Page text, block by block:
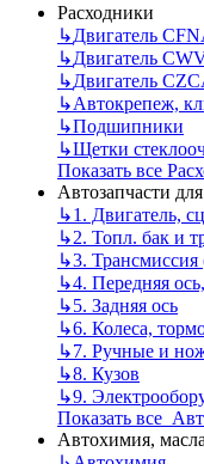
Расходники
↳Двигатель
↳Двигатель
↳Двигатель
↳Автокрепеж,
↳Подшипники
↳Щетки
Показать все
Автозапчасти
↳1. Двигатель,
↳2. Топл. бак и
↳3. Трансмиссия
↳4. Передняя
↳5. Задняя ось
↳6. Колеса,
↳7. Ручные и
↳8. Кузов
↳9.
Показать все
Автохимия,